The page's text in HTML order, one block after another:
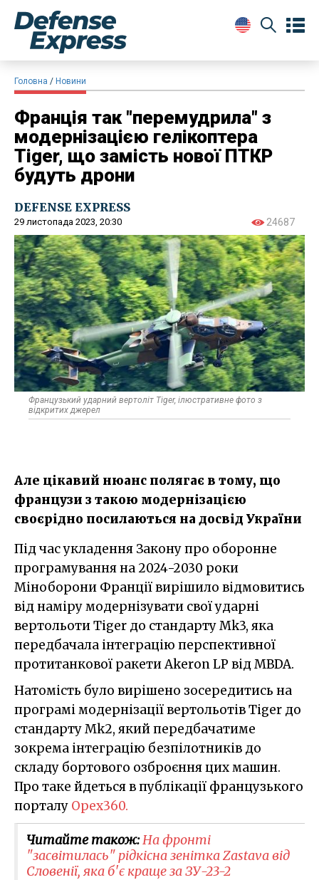
Головна Новини
Франція так "перемудрила" з
модернізацією гелікоптера
Tiger, що замість нової ПТКР
будуть дрони
DEFENSE EXPRESS
29 листопада 2023, 20:30 24687
Французький ударний вертоліт Tiger, ілюстративне фото з
відкритих джерел
Але цікавий нюанс полягає в тому, що
французи з такою модернізацією
своєрідно посилаються на досвід України
Під час укладення Закону про оборонне
програмування на 2024-2030 роки
Міноборони Франції вирішило відмовитись
від наміру модернізувати свої ударні
вертольоти Tiger до стандарту Mk3, яка
передбачала інтеграцію перспективної
протитанкової ракети Akeron LP від MBDA.
Натомість було вирішено зосередитись на
програмі модернізації вертольотів Tiger до
стандарту Mk2, який передбачатиме
зокрема інтеграцію безпілотників до
складу бортового озброєння цих машин.
Про таке йдеться в публікації французького
порталу Opex360.
Читайте також:На фронті
"засвітилась" рідкісна зенітка Zastava від
Словенії, яка б'є краще за ЗУ-23-2